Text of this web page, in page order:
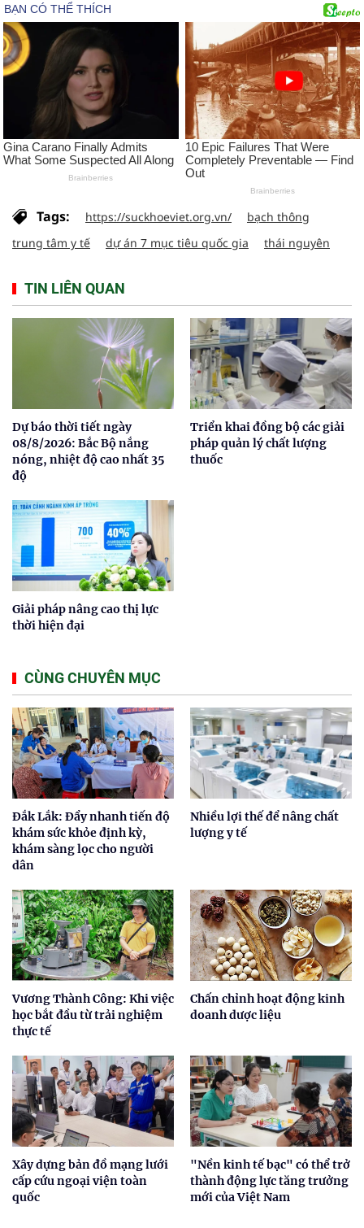
Tags: https://suckhoeviet.org.vn/
bạch thông
trung tâm y tế
dự án 7 mục tiêu quốc gia thái nguyên
TIN LIÊN QUAN
Dự báo thời tiết ngày
08/8/2026: Bắc Bộ nắng
nóng, nhiệt độ cao nhất 35
độ
Triển khai đồng bộ các giải
pháp quản lý chất lượng
thuốc
Giải pháp nâng cao thị lực
thời hiện đại
CÙNG CHUYÊN MỤC
Đắk Lắk: Đẩy nhanh tiến độ
khám sức khỏe định kỳ,
khám sàng lọc cho người
dân
Nhiều lợi thế để nâng chất
lượng y tế
Vương Thành Công: Khi việc
học bắt đầu từ trải nghiệm
thực tế
Chấn chỉnh hoạt động kinh
doanh dược liệu
Xây dựng bản đồ mạng lưới
cấp cứu ngoại viện toàn
quốc
"Nền kinh tế bạc" có thể trở
thành động lực tăng trưởng
mới của Việt Nam